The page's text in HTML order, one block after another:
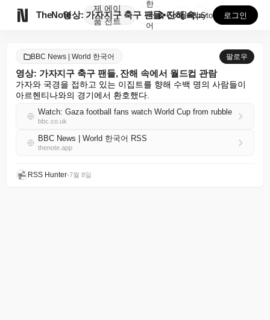
TheNote
제
품
에이
전트
영상: 가자지구 축구 팬들, 잔해 속에서 월드컵 관람
한
국
어
GooglePlay
AppStore 로그인
BBC News | World 한국어 팔로우
영상: 가자지구 축구 팬들, 잔해 속에서 월드컵 관람
가자와 국경을 접하고 있는 이집트를 향해 수백 명의 사람들이
아르헨티나와의 경기에서 환호했다.
Watch: Gaza football fans watch World Cup from rubble
bbc.co.uk
BBC News | World 한국어 RSS
thenote.app
RSS Hunter•7월 8일